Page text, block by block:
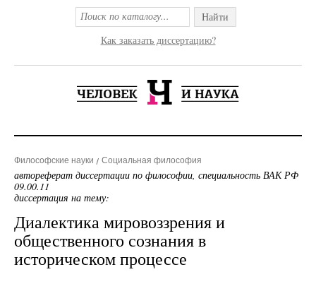
Найти
Как заказать диссертацию?
Философские науки Социальная философия
автореферат диссертации по философии, специальность ВАК РФ
09.00.11
диссертация на тему:
Диалектика мировоззрения и
общественного сознания в
историческом процессе